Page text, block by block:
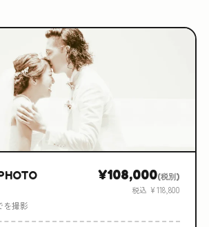
¥108,000(税別)
税込 ¥118,800
を撮影